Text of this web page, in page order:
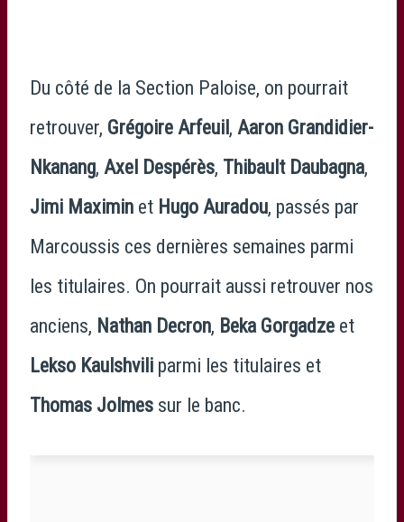
Du côté de la Section Paloise, on pourrait
retrouver, Grégoire Arfeuil , Aaron Grandidier-
Nkanang, Axel Despérès, Thibault Daubagna,
Jimi Maximin et Hugo Auradou, passés par
Marcoussis ces dernières semaines parmi
les titulaires. On pourrait aussi retrouver nos
anciens, Nathan Decron, Beka Gorgadze et
Lekso Kaulshvili parmi les titulaires et
Thomas Jolmes sur le banc.